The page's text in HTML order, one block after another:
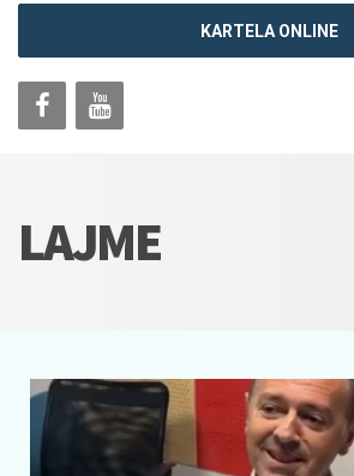
KARTELA ONLINE
LAJME